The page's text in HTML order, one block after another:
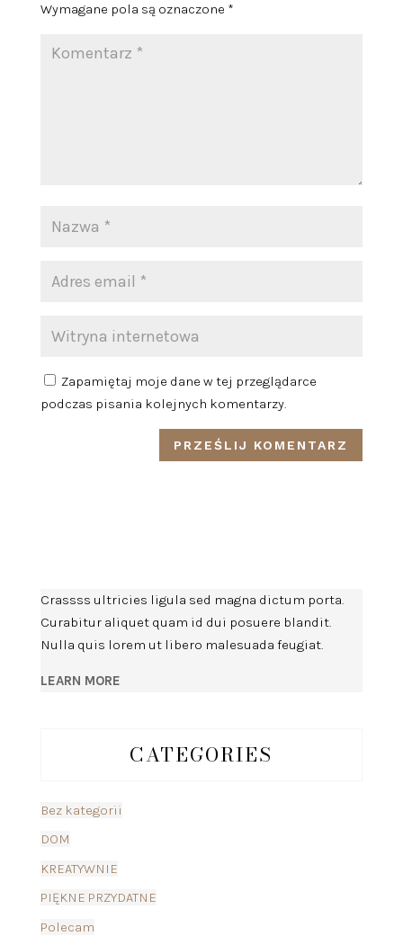
Wymagane pola są oznaczone *
Zapamiętaj moje dane w tej przeglądarce
podczas pisania kolejnych komentarzy.
Crassss ultricies ligula sed magna dictum porta.
Curabitur aliquet quam id dui posuere blandit.
Nulla quis lorem ut libero malesuada feugiat.
LEARN MORE
CATEGORIES
Bez kategorii
DOM
KREATYWNIE
PIĘKNE PRZYDATNE
Polecam